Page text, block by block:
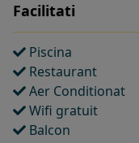
Facilitati
Piscina
Restaurant
Aer Conditionat
Wifi gratuit
Balcon